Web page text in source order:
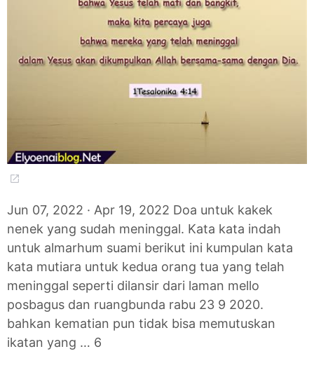
Jun 07, 2022 · Apr 19, 2022 Doa untuk kakek
nenek yang sudah meninggal. Kata kata indah
untuk almarhum suami berikut ini kumpulan kata
kata mutiara untuk kedua orang tua yang telah
meninggal seperti dilansir dari laman mello
posbagus dan ruangbunda rabu 23 9 2020.
bahkan kematian pun tidak bisa memutuskan
ikatan yang … 6